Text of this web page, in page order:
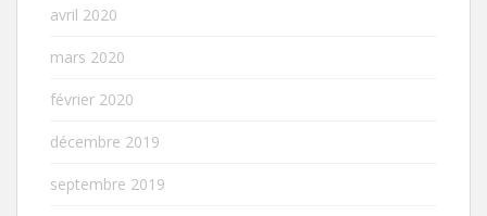
avril 2020
mars 2020
février 2020
décembre 2019
septembre 2019